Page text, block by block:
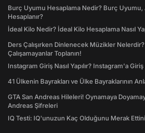
Burç Uyumu Hesaplama Nedir? Burç Uyumu,
Hesaplanır?
İdeal Kilo Nedir? İdeal Kilo Hesaplama Nasıl
Ders Çalışırken Dinlenecek Müzikler
Çalışamayanlar Toplanın!
Instagram Giriş Nasıl Yapılır? Instagram'a
41 Ülkenin Bayrakları ve Ülke Bayraklarının
GTA San Andreas Hileleri! Oynamaya
Andreas Şifreleri
IQ Testi: IQ'unuzun Kaç Olduğunu Merak